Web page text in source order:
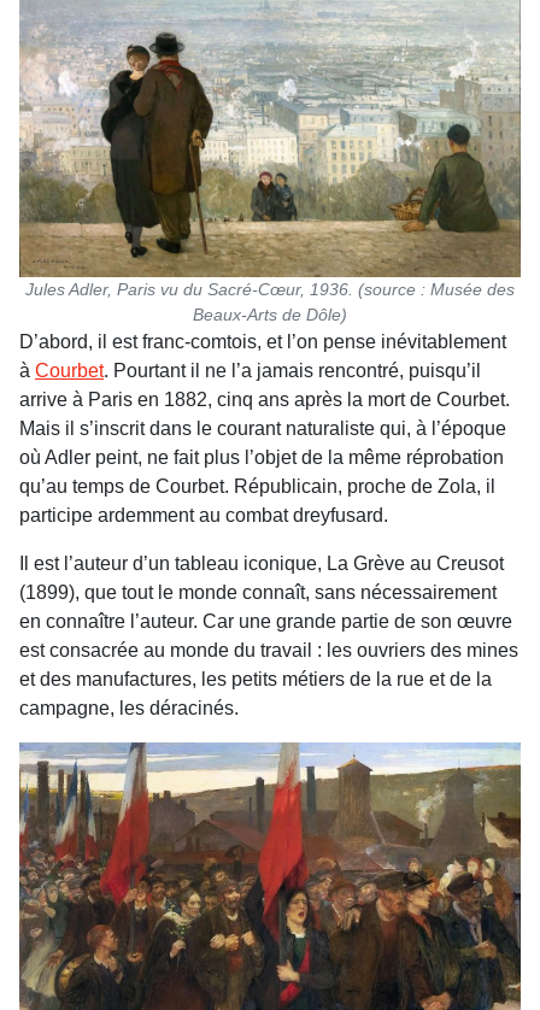
Jules Adler, Paris vu du Sacré-Cœur, 1936. (source : Musée des
Beaux-Arts de Dôle)
D’abord, il est franc-comtois, et l’on pense inévitablement
à Courbet. Pourtant il ne l’a jamais rencontré, puisqu’il
arrive à Paris en 1882, cinq ans après la mort de Courbet.
Mais il s’inscrit dans le courant naturaliste qui, à l’époque
où Adler peint, ne fait plus l’objet de la même réprobation
qu’au temps de Courbet. Républicain, proche de Zola, il
participe ardemment au combat dreyfusard.
Il est l’auteur d’un tableau iconique, La Grève au Creusot
(1899), que tout le monde connaît, sans nécessairement
en connaître l’auteur. Car une grande partie de son œuvre
est consacrée au monde du travail : les ouvriers des mines
et des manufactures, les petits métiers de la rue et de la
campagne, les déracinés.